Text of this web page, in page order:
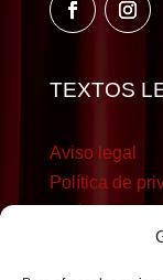
TEXTOS
Aviso legal
Política de